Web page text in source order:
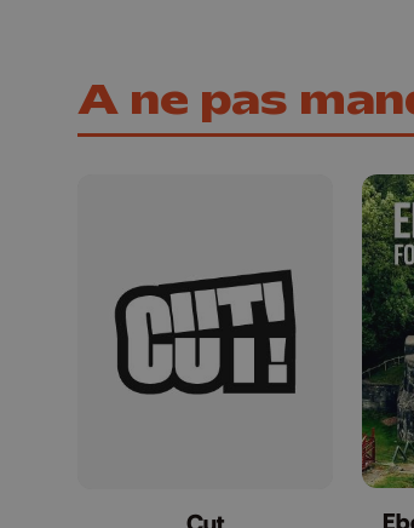
A ne pas